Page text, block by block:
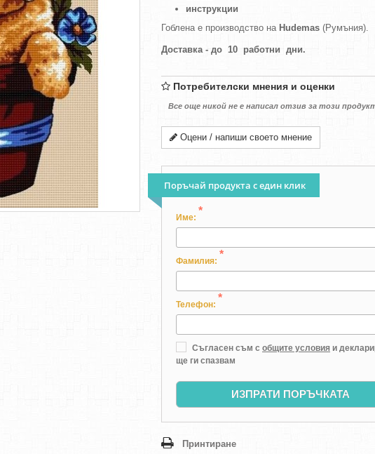
инструкции
Гоблена е производство на Hudemas (Румъния).
Доставка - до 10 работни дни.
Потребителски мнения и оценки
Все още никой не е написал отзив за този
Оцени / напиши своето мнение
Поръчай продукта с един клик
Име:
*
Фамилия:
*
Телефон:
*
Съгласен съм с общите условия и
ще ги спазвам
ИЗПРАТИ ПОРЪЧКАТА
Принтиране